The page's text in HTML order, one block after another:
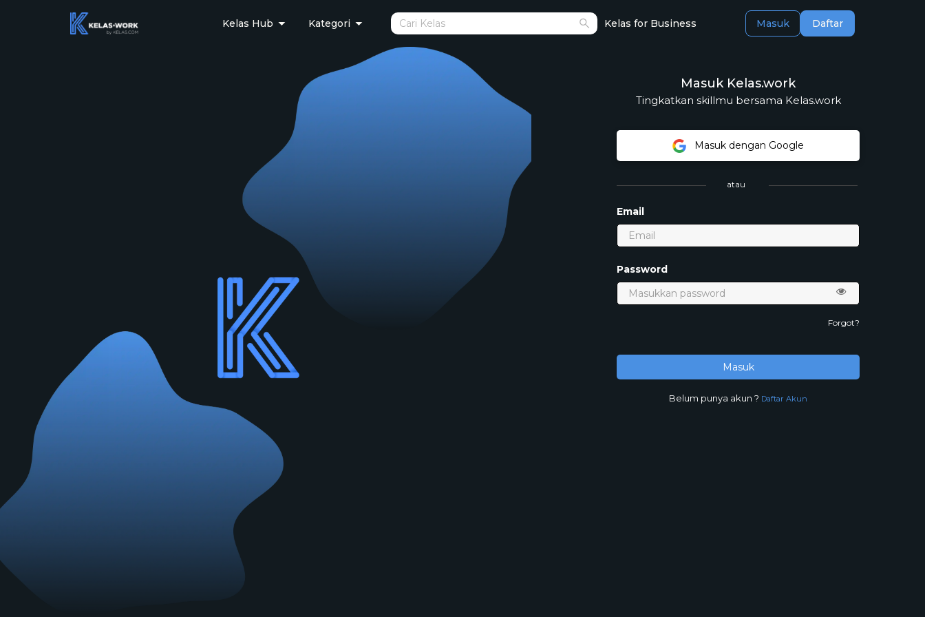
Kelas Hub Kategori Kelas for Business Masuk Daftar
Masuk Kelas.work
Tingkatkan skillmu bersama Kelas.work
Masuk dengan Google
atau
Email
Password
Forgot?
Masuk
Belum punya akun ? Daftar Akun